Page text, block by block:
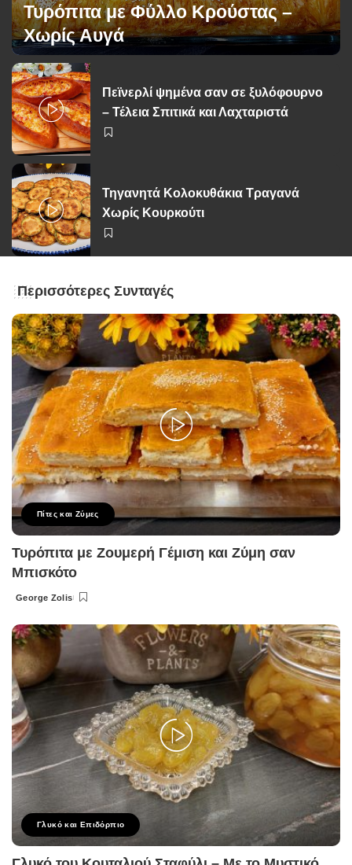
Τυρόπιτα με Φύλλο Κρούστας –
Χωρίς Αυγά
Posted
by
George Zolis 20 Σεπτεμβρίου 2025
Πεϊνερλί ψημένα σαν σε ξυλόφουρνο
– Τέλεια Σπιτικά και Λαχταριστά
Τηγανητά Κολοκυθάκια Τραγανά
Χωρίς Κουρκούτι
Περισσότερες Συνταγές
Πίτες και Ζύμες
Τυρόπιτα με Ζουμερή Γέμιση και Ζύμη σαν
Μπισκότο
Posted
George Zolis
Γλυκό και Επιδόρπιο